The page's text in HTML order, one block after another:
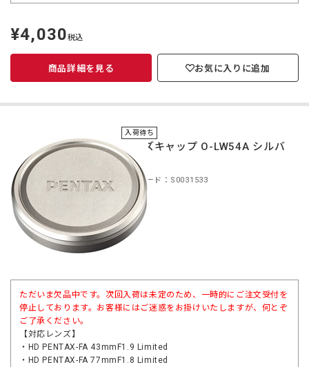
定
価
¥4,030税込
商品詳細を見る お気に入りに追加
入荷待ち
レンズキャップ O-LW54A シルバ
ー
商品コード：S0031533
ただいま欠品中です。次回入荷は未定のため、一時的にご注文受付を
停止しております。お客様にはご迷惑をお掛けいたしますが、何とぞ
ご了承ください。
【対応レンズ】
・HD PENTAX-FA 43mmF1.9 Limited
・HD PENTAX-FA 77mmF1.8 Limited